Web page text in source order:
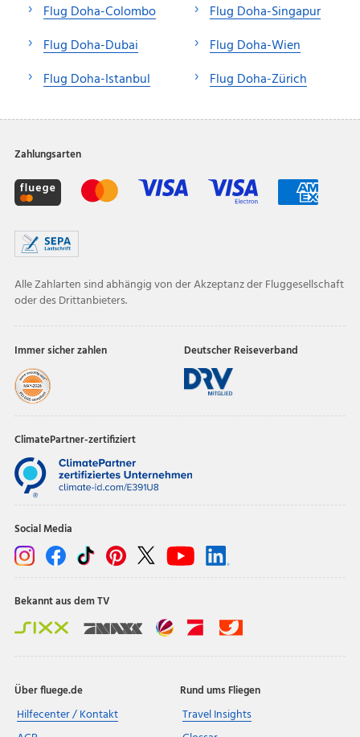
Flug Doha-Colombo
Flug Doha-Dubai
Flug Doha-Istanbul
Flug Doha-Singapur
Flug Doha-Wien
Flug Doha-Zürich